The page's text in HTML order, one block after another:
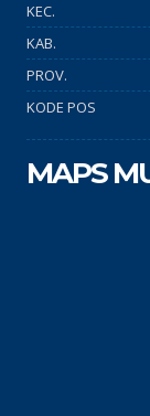
KEC.
KAB.
PROV.
KODE POS
MAPS